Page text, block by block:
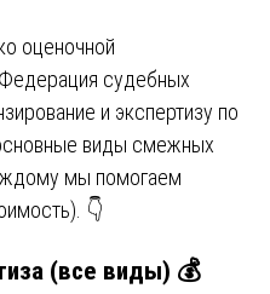
оценочной
судебных
и экспертизу по
виды смежных
мы помогаем
👇
(все виды) 💰